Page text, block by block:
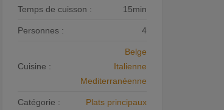
Temps de cuisson : 15min
Personnes : 4
Cuisine :
Belge
Italienne
Mediterranéenne
Catégorie : Plats principaux